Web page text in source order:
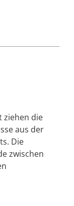
ziehen die
aus der
Die
zwischen